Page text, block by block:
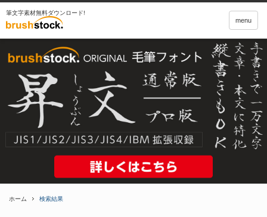
筆文字素材無料ダウンロード!
menu
ホーム 検索結果